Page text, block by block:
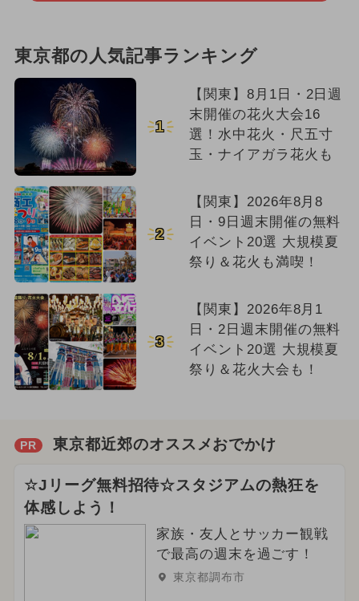
東京都の人気記事ランキング
1
【関東】8月1日・2日週
末開催の花火大会16
選！水中花火・尺五寸
玉・ナイアガラ花火も
2
【関東】2026年8月8
日・9日週末開催の無料
イベント20選 大規模夏
祭り＆花火も満喫！
3
【関東】2026年8月1
日・2日週末開催の無料
イベント20選 大規模夏
祭り＆花火大会も！
PR 東京都近郊のオススメおでかけ
☆Jリーグ無料招待☆スタジアムの熱狂を
体感しよう！
家族・友人とサッカー観戦
で最高の週末を過ごす！
東京都調布市